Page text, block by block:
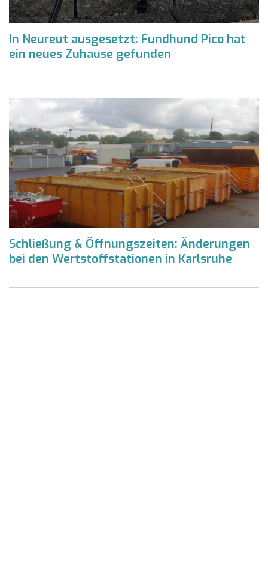
In Neureut ausgesetzt: Fundhund Pico hat
ein neues Zuhause gefunden
Schließung & Öffnungszeiten: Änderungen
bei den Wertstoffstationen in Karlsruhe